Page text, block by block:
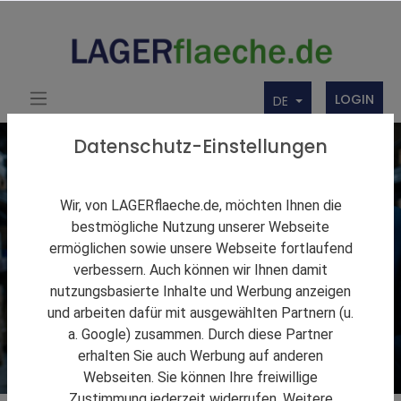
DE LOGIN
Datenschutz-Einstellungen
Wir, von LAGERflaeche.de, möchten Ihnen die
bestmögliche Nutzung unserer Webseite
ermöglichen sowie unsere Webseite fortlaufend
verbessern. Auch können wir Ihnen damit
nutzungsbasierte Inhalte und Werbung anzeigen
und arbeiten dafür mit ausgewählten Partnern (u.
a. Google) zusammen. Durch diese Partner
erhalten Sie auch Werbung auf anderen
Webseiten. Sie können Ihre freiwillige